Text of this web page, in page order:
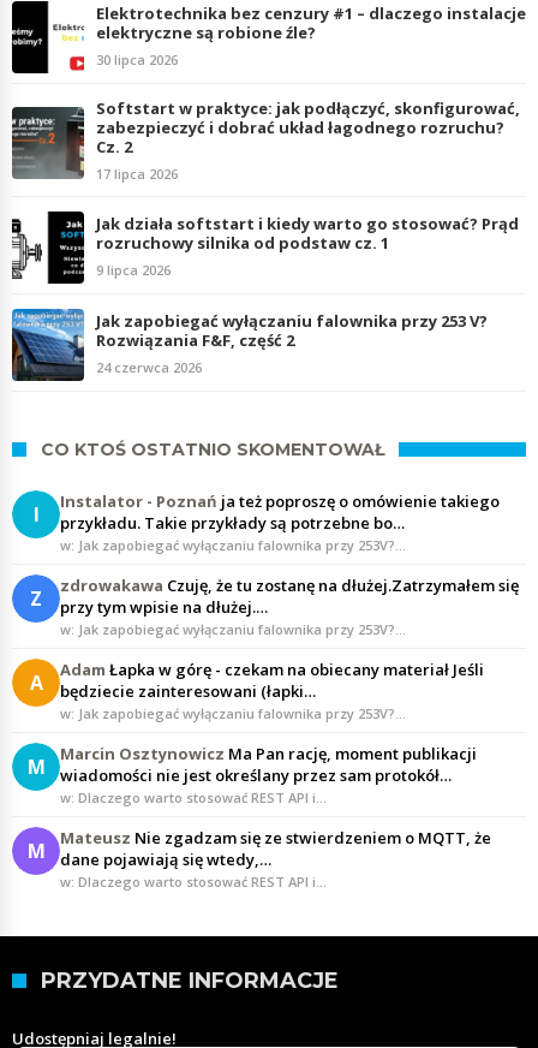
Elektrotechnika bez cenzury #1 – dlaczego instalacje
elektryczne są robione źle?
30 lipca 2026
Softstart w praktyce: jak podłączyć, skonfigurować,
zabezpieczyć i dobrać układ łagodnego rozruchu?
Cz. 2
17 lipca 2026
Jak działa softstart i kiedy warto go stosować? Prąd
rozruchowy silnika od podstaw cz. 1
9 lipca 2026
Jak zapobiegać wyłączaniu falownika przy 253 V?
Rozwiązania F&F, część 2
24 czerwca 2026
CO KTOŚ OSTATNIO SKOMENTOWAŁ
I Instalator - Poznań ja też poproszę o omówienie takiego
przykładu. Takie przykłady są potrzebne bo…
w: Jak zapobiegać wyłączaniu falownika przy 253V?…
Z zdrowakawa Czuję, że tu zostanę na dłużej.Zatrzymałem się
przy tym wpisie na dłużej.…
w: Jak zapobiegać wyłączaniu falownika przy 253V?…
A Adam Łapka w górę - czekam na obiecany materiał Jeśli
będziecie zainteresowani (łapki…
w: Jak zapobiegać wyłączaniu falownika przy 253V?…
M Marcin Osztynowicz Ma Pan rację, moment publikacji
wiadomości nie jest określany przez sam protokół…
w: Dlaczego warto stosować REST API i…
M Mateusz Nie zgadzam się ze stwierdzeniem o MQTT, że
dane pojawiają się wtedy,…
w: Dlaczego warto stosować REST API i…
PRZYDATNE INFORMACJE
Udostępniaj legalnie!